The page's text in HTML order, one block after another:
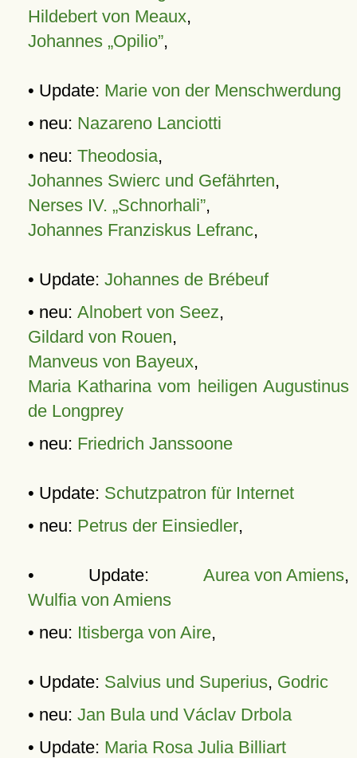
Hildebert von Meaux,
Johannes „Opilio”,
• Update: Marie von der Menschwerdung
• neu: Nazareno Lanciotti
• neu: Theodosia,
Johannes Swierc und Gefährten,
Nerses IV. „Schnorhali”,
Johannes Franziskus Lefranc,
• Update: Johannes de Brébeuf
• neu: Alnobert von Seez,
Gildard von Rouen,
Manveus von Bayeux,
Maria Katharina vom heiligen Augustinus
de Longprey
• neu: Friedrich Janssoone
• Update: Schutzpatron für Internet
• neu: Petrus der Einsiedler,
• Update: Aurea von Amiens,
Wulfia von Amiens
• neu: Itisberga von Aire,
• Update: Salvius und Superius, Godric
• neu: Jan Bula und Václav Drbola
• Update: Maria Rosa Julia Billiart